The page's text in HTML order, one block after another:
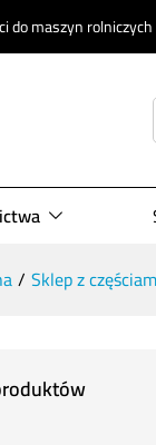
do maszyn rolniczych
/ Sklep z